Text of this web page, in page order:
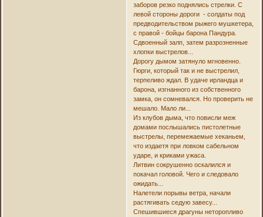
заборов резко поднялись стрелки. С
левой стороны дороги - солдаты под
предводительством рыжего мушкетера,
с правой - бойцы барона Пандура.
Сдвоенный залп, затем разрозненные
хлопки выстрелов...
Дорогу дымом затянуло мгновенно.
Гюрги, который так и не выстрелил,
терпеливо ждал. В удаче ирландца и
барона, изгнанного из собственного
замка, он сомневался. Но проверить не
мешало. Мало ли...
Из клубов дыма, что повисли меж
домами послышались пистолетные
выстрелы, перемежаемые хеканьем,
что издаетя при ловком сабельном
ударе, и криками ужаса.
Литвин сокрушенно оскалился и
покачал головой. Чего и следовало
ожидать...
Налетели порывы ветра, начали
растягивать седую завесу...
Спешившиеся драгуны неторопливо